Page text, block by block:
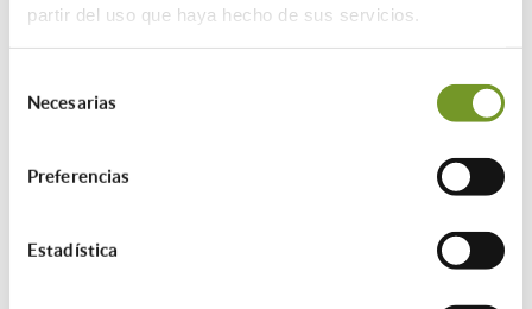
partir del uso que haya hecho de sus servicios.
Necesarias
Preferencias
Estadística
Proyectos ubicados en zonas de reto